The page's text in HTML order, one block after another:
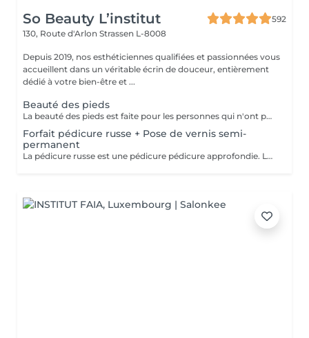
So Beauty L’institut
592
130, Route d'Arlon Strassen L-8008
Depuis 2019, nos esthéticiennes qualifiées et passionnées vous
accueillent dans un véritable écrin de douceur, entièrement
dédié à votre bien-être et ...
Beauté des pieds
La beauté des pieds est faite pour les personnes qui n'ont pas de problème particulier au niveau de leur pieds. Elle comprend la pousse des cuticules, la coupe des ongles et le limage, léger ponçage de la plaque de l'ongle, et rape de la plante du pied. Pose de vernis transparent et application de crème inclues.
Forfait pédicure russe + Pose de vernis semi-
permanent
La pédicure russe est une pédicure pédicure approfondie. La durée de votre vernis permanent va durer 1 semaine de plus.